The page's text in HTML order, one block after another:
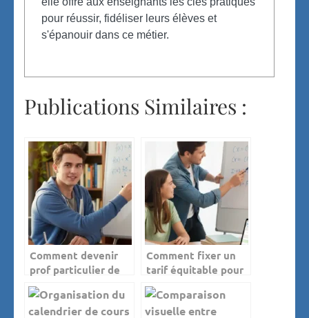
pour réussir, fidéliser leurs élèves et
s'épanouir dans ce métier.
Publications Similaires :
Comment devenir
prof particulier de
maths quand on est
étudiant ?
Comment fixer un
tarif équitable pour
un cours particulier
de maths ?